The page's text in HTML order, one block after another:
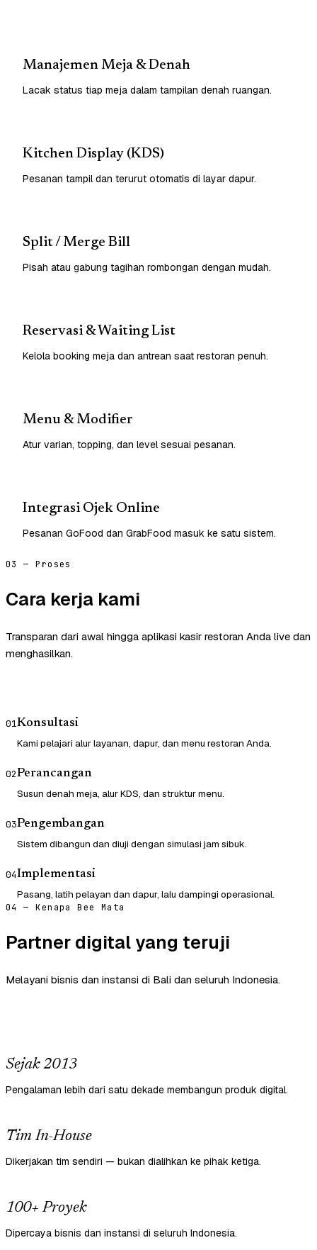
Manajemen Meja & Denah
Lacak status tiap meja dalam tampilan denah ruangan.
Kitchen Display (KDS)
Pesanan tampil dan terurut otomatis di layar dapur.
Split / Merge Bill
Pisah atau gabung tagihan rombongan dengan mudah.
Reservasi & Waiting List
Kelola booking meja dan antrean saat restoran penuh.
Menu & Modifier
Atur varian, topping, dan level sesuai pesanan.
Integrasi Ojek Online
Pesanan GoFood dan GrabFood masuk ke satu sistem.
03 — Proses
Cara kerja kami
Transparan dari awal hingga aplikasi kasir restoran Anda live dan
menghasilkan.
01Konsultasi
Kami pelajari alur layanan, dapur, dan menu restoran Anda.
02Perancangan
Susun denah meja, alur KDS, dan struktur menu.
03Pengembangan
Sistem dibangun dan diuji dengan simulasi jam sibuk.
04Implementasi
Pasang, latih pelayan dan dapur, lalu dampingi operasional.
04 — Kenapa Bee Mata
Partner digital yang teruji
Melayani bisnis dan instansi di Bali dan seluruh Indonesia.
Sejak 2013
Pengalaman lebih dari satu dekade membangun produk digital.
Tim In-House
Dikerjakan tim sendiri — bukan dialihkan ke pihak ketiga.
100+ Proyek
Dipercaya bisnis dan instansi di seluruh Indonesia.